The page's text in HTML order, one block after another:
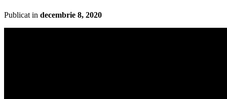
Publicat in decembrie 8, 2020